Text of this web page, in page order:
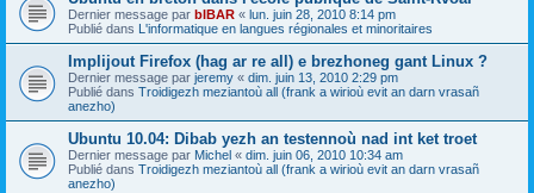
Dernier message par bIBAR « lun. juin 28, 2010 8:14 pm
Publié dans L'informatique en langues régionales et minoritaires
Implijout Firefox (hag ar re all) e brezhoneg gant Linux ?
Dernier message par jeremy « dim. juin 13, 2010 2:29 pm
Publié dans Troidigezh meziantoù all (frank a wirioù evit an darn vrasañ
anezho)
Ubuntu 10.04: Dibab yezh an testennoù nad int ket troet
Dernier message par Michel « dim. juin 06, 2010 10:34 am
Publié dans Troidigezh meziantoù all (frank a wirioù evit an darn vrasañ
anezho)